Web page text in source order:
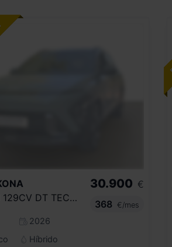
HEV 1.6GDI 129CV DT TECNO
2026
Híbrido
30.900 €
368
€/mes